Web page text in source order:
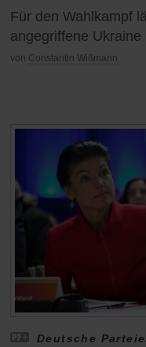
Für den Wahlkampf
angegriffene
von Constantin Wißmann
Deutsche